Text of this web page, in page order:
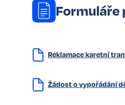
Formuláře
Reklamace karetní
Žádost o vypořádání